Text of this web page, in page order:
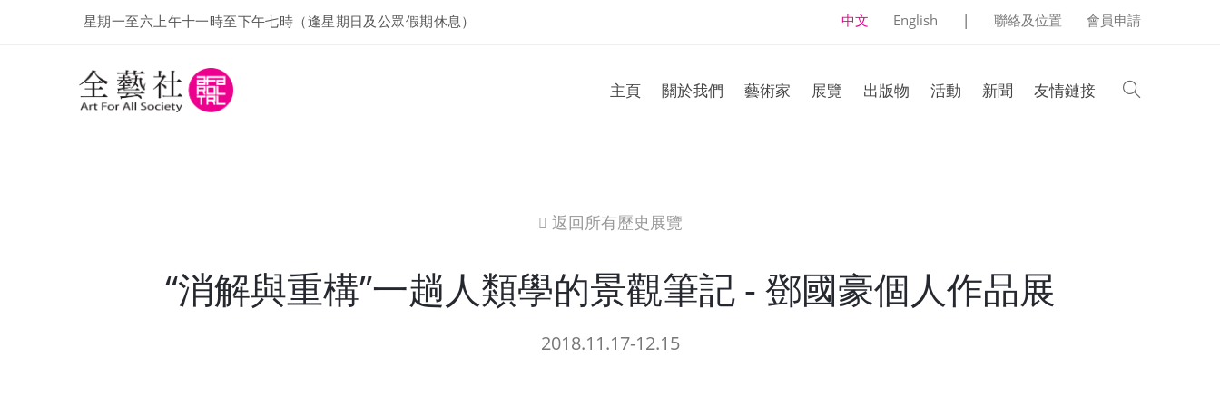
星期一至六上午十一時至下午七時（逢星期日及公眾假期休息） 中文 English | 聯絡及位置 會員申請
主頁 關於我們 藝術家 展覽 出版物 活動 新聞 友情鏈接
icon
返回所有歷史展覽
“消解與重構”一趟人類學的景觀筆記 - 鄧國豪個人作品展
2018.11.17-12.15